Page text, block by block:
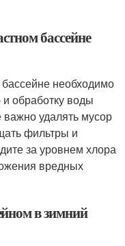
бассейне
необходимо
обработку воды
удалять мусор
фильтры и
за уровнем хлора
вредных
в зимний